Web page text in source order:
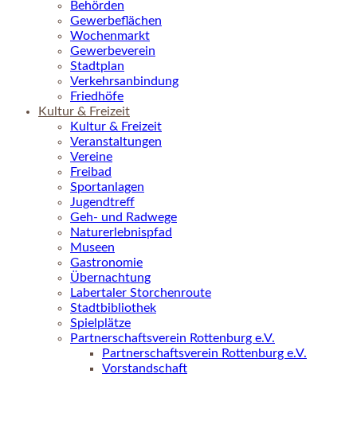
Behörden
Gewerbeflächen
Wochenmarkt
Gewerbeverein
Stadtplan
Verkehrsanbindung
Friedhöfe
Kultur & Freizeit
Kultur & Freizeit
Veranstaltungen
Vereine
Freibad
Sportanlagen
Jugendtreff
Geh- und Radwege
Naturerlebnispfad
Museen
Gastronomie
Übernachtung
Labertaler Storchenroute
Stadtbibliothek
Spielplätze
Partnerschaftsverein Rottenburg e.V.
Partnerschaftsverein Rottenburg e.V.
Vorstandschaft